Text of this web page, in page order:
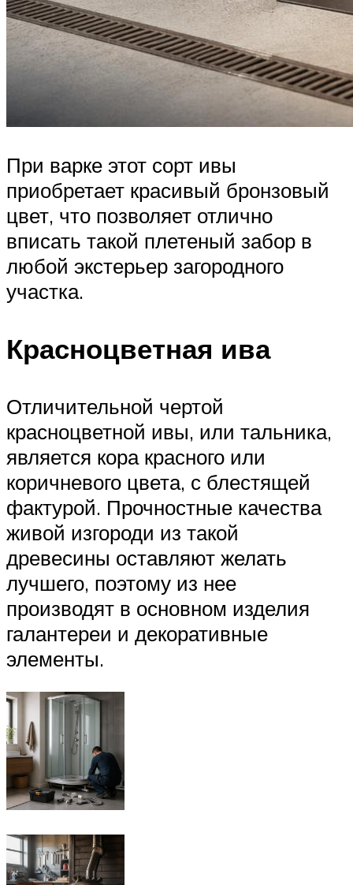
При варке этот сорт ивы
приобретает красивый бронзовый
цвет, что позволяет отлично
вписать такой плетеный забор в
любой экстерьер загородного
участка.
Красноцветная ива
Отличительной чертой
красноцветной ивы, или тальника,
является кора красного или
коричневого цвета, с блестящей
фактурой. Прочностные качества
живой изгороди из такой
древесины оставляют желать
лучшего, поэтому из нее
производят в основном изделия
галантереи и декоративные
элементы.